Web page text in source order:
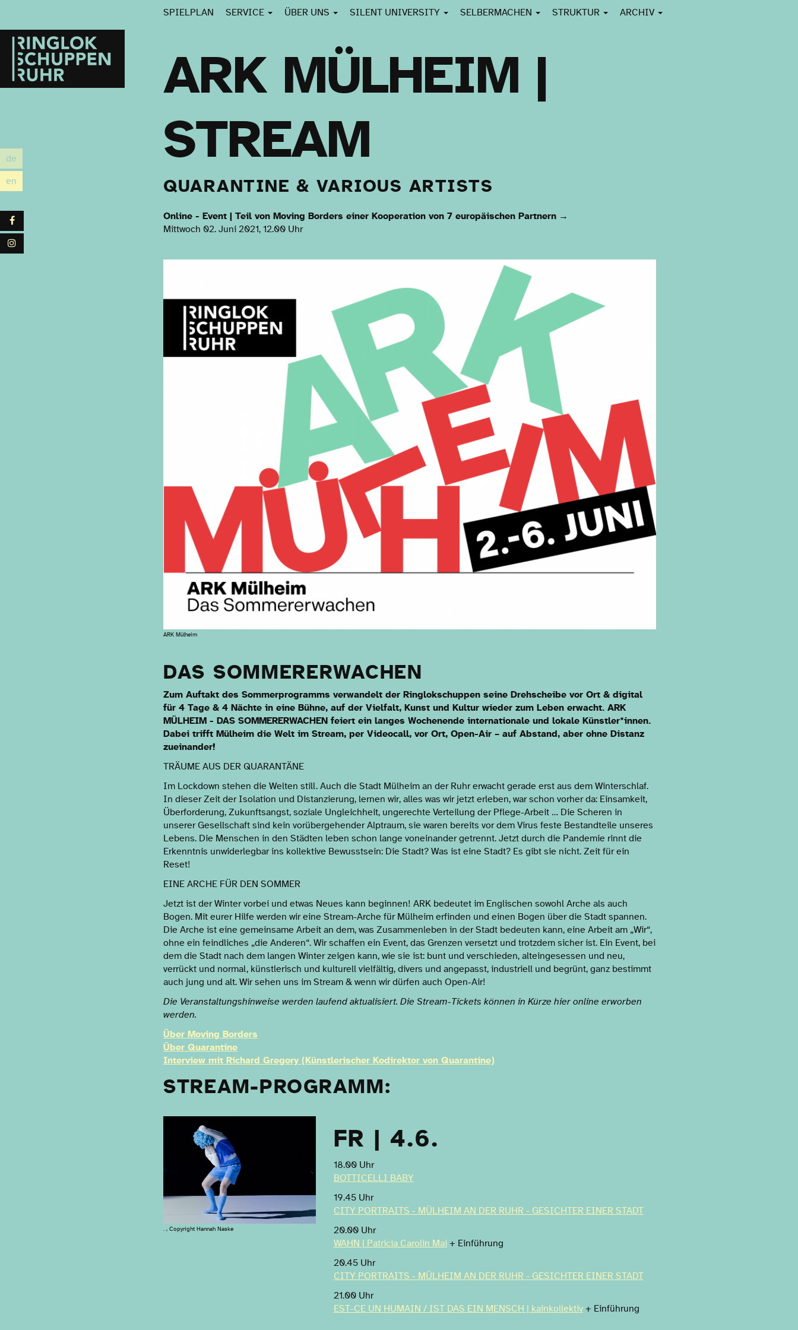
Ringlokschuppen
de
en
SPIELPLAN SERVICE ÜBER UNS SILENT UNIVERSITY SELBERMACHEN STRUKTUR ARCHIV
Facebook
Instagram
ARK MÜLHEIM |
STREAM
QUARANTINE & VARIOUS ARTISTS
Online - Event | Teil von Moving Borders einer Kooperation von 7 europäischen Partnern →
Mittwoch 02. Juni 2021, 12.00 Uhr
ARK Mülheim
DAS SOMMERERWACHEN
Zum Auftakt des Sommerprogramms verwandelt der Ringlokschuppen seine Drehscheibe vor Ort & digital
für 4 Tage & 4 Nächte in eine Bühne, auf der Vielfalt, Kunst und Kultur wieder zum Leben erwacht. ARK
MÜLHEIM - DAS SOMMERERWACHEN feiert ein langes Wochenende internationale und lokale Künstler*innen.
Dabei trifft Mülheim die Welt im Stream, per Videocall, vor Ort, Open-Air – auf Abstand, aber ohne Distanz
zueinander!
TRÄUME AUS DER QUARANTÄNE
Im Lockdown stehen die Welten still. Auch die Stadt Mülheim an der Ruhr erwacht gerade erst aus dem Winterschlaf.
In dieser Zeit der Isolation und Distanzierung, lernen wir, alles was wir jetzt erleben, war schon vorher da: Einsamkeit,
Überforderung, Zukunftsangst, soziale Ungleichheit, ungerechte Verteilung der Pflege-Arbeit … Die Scheren in
unserer Gesellschaft sind kein vorübergehender Alptraum, sie waren bereits vor dem Virus feste Bestandteile unseres
Lebens. Die Menschen in den Städten leben schon lange voneinander getrennt. Jetzt durch die Pandemie rinnt die
Erkenntnis unwiderlegbar ins kollektive Bewusstsein: Die Stadt? Was ist eine Stadt? Es gibt sie nicht. Zeit für ein
Reset!
EINE ARCHE FÜR DEN SOMMER
Jetzt ist der Winter vorbei und etwas Neues kann beginnen! ARK bedeutet im Englischen sowohl Arche als auch
Bogen. Mit eurer Hilfe werden wir eine Stream-Arche für Mülheim erfinden und einen Bogen über die Stadt spannen.
Die Arche ist eine gemeinsame Arbeit an dem, was Zusammenleben in der Stadt bedeuten kann, eine Arbeit am „Wir“,
ohne ein feindliches „die Anderen“. Wir schaffen ein Event, das Grenzen versetzt und trotzdem sicher ist. Ein Event, bei
dem die Stadt nach dem langen Winter zeigen kann, wie sie ist: bunt und verschieden, alteingesessen und neu,
verrückt und normal, künstlerisch und kulturell vielfältig, divers und angepasst, industriell und begrünt, ganz bestimmt
auch jung und alt. Wir sehen uns im Stream & wenn wir dürfen auch Open-Air!
Die Veranstaltungshinweise werden laufend aktualisiert. Die Stream-Tickets können in Kürze hier online erworben
werden.
Über Moving Borders
Über Quarantine
Interview mit Richard Gregory (Künstlerischer Kodirektor von Quarantine)
STREAM-PROGRAMM:
. , Copyright Hannah Naske
FR | 4.6.
18.00 Uhr
BOTTICELLI BABY
19.45 Uhr
CITY PORTRAITS - MÜLHEIM AN DER RUHR - GESICHTER EINER STADT
20.00 Uhr
WAHN | Patricia Carolin Mai+ Einführung
20.45 Uhr
CITY PORTRAITS - MÜLHEIM AN DER RUHR - GESICHTER EINER STADT
21.00 Uhr
EST-CE UN HUMAIN / IST DAS EIN MENSCH | kainkollektiv+ Einführung